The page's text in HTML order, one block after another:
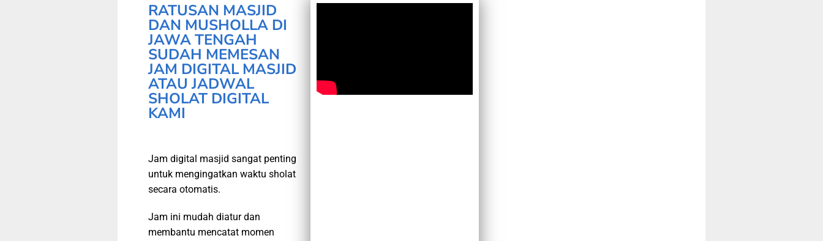
RATUSAN MASJID
DAN MUSHOLLA DI
JAWA TENGAH
SUDAH MEMESAN
JAM DIGITAL MASJID
ATAU JADWAL
SHOLAT DIGITAL
KAMI
Jam digital masjid sangat penting
untuk mengingatkan waktu sholat
secara otomatis.
Jam ini mudah diatur dan
membantu mencatat momen